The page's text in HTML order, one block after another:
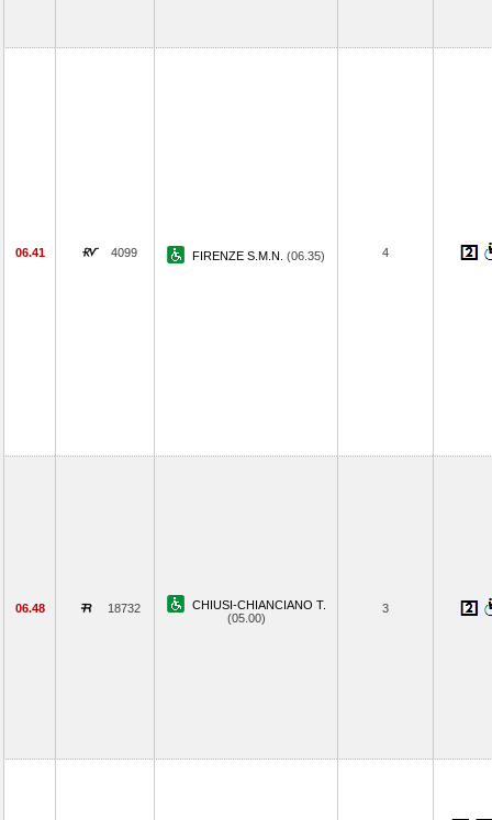
06.41 4099 FIRENZE S.M.N. (06.35) 4
06.48 18732
CHIUSI-CHIANCIANO T.
(05.00)
3